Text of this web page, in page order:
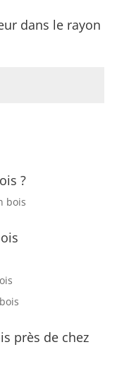
dans le rayon
?
près de chez